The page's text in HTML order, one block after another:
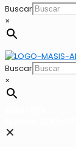
Buscar
×
Buscar
×
✕